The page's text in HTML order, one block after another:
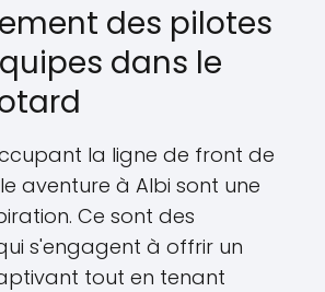
des pilotes
dans le
la ligne de front de
aventure à Albi sont une
Ce sont des
s'engagent à offrir un
tout en tenant